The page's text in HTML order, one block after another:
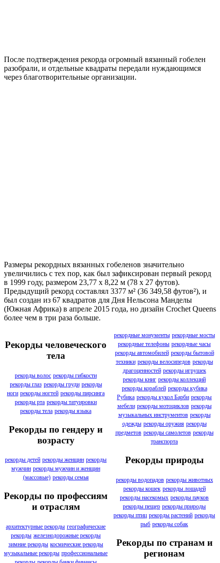
После подтверждения рекорда огромный вязанный гобелен
разобрали, и отдельные квадраты передали нуждающимся
через благотворительные организации.
Размеры рекордных вязанных гобеленов значительно
увеличились с тех пор, как был зафиксирован первый рекорд
в 1999 году, размером 23,77 x 8,22 м (78 x 27 футов).
Предыдущий рекорд составлял 3377 м² (36 349,58 футов²), и
был создан из 67 квадратов для Дня Нельсона Манделы
(Южная Африка) в апреле 2015 года, но дизайн Crochet Queens
более чем в три раза больше.
Рекорды человеческого
тела
рекорды волос рекорды гибкости
рекорды глаз рекорды груди рекорды
ноги рекорды ногтей рекорды пирсинга
рекорды рта рекорды татуировки
рекорды тела рекорды языка
Рекорды по гендеру и
возрасту
рекорды детей рекорды женщин рекорды
мужчин рекорды мужчин и женщин
(массовые) рекорды семья
Рекорды по профессиям
и отраслям
архитектурные рекорды географические
рекорды железнодорожные рекорды
зимние рекорды космические рекорды
музыкальные рекорды профессиональные
рекордные монументы рекордные мосты
рекордные телефоны рекордные часы
рекорды автомобилей рекорды бытовой
техники рекорды велосипедов рекорды
драгоценностей рекорды игрушек
рекорды книг рекорды коллекций
рекорды кораблей рекорды кубика
Рубика рекорды кукол Барби рекорды
мебели рекорды мотоциклов рекорды
музыкальных инструментов рекорды
одежды рекорды оружия рекорды
предметов рекорды самолетов рекорды
транспорта
Рекорды природы
рекорды водопадов рекорды животных
рекорды кошек рекорды лошадей
рекорды насекомых рекорды пауков
рекорды пещер рекорды природы
рекорды птиц рекорды растений рекорды
рыб рекорды собак
Рекорды по странам и
регионам